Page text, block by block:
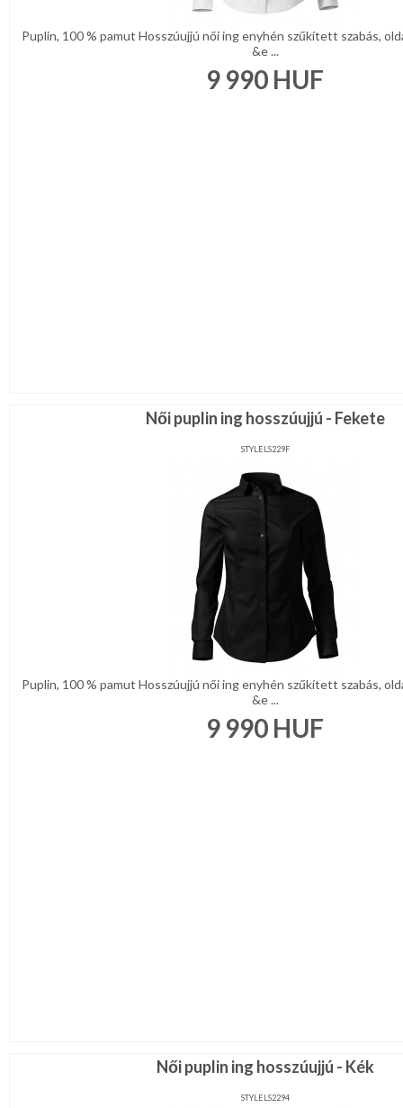
Puplin, 100 % pamut Hosszúujjú női ing enyhén szűkített szabás,
&e ...
9 990 HUF
Női puplin ing hosszúujjú - Fekete
STYLELS229F
Puplin, 100 % pamut Hosszúujjú női ing enyhén szűkített szabás,
&e ...
9 990 HUF
Női puplin ing hosszúujjú - Kék
STYLELS2294